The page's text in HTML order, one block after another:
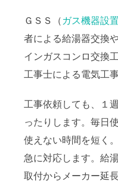
ＧＳＳ（ ガス機器設
者による給湯器交換
インガスコンロ交
工事士による電気工
工事依頼しても、１
ったりします。毎日
使えない時間を短く
急に対応します。給
取付からメーカー延